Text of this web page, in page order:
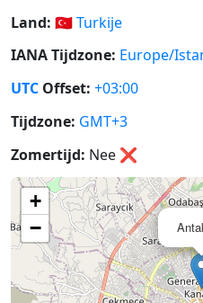
Land: 🇹🇷Turkije
IANA Tijdzone: Europe/
UTC Offset: +03:00
Tijdzone: GMT+3
Zomertijd: Nee ❌
+
−